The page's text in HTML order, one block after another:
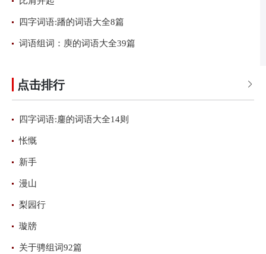
四字词语:蹯的词语大全8篇
词语组词：庾的词语大全39篇

点击排行
四字词语:鏖的词语大全14则
怅慨
新手
漫山
梨园行
璇牓
关于骋组词92篇